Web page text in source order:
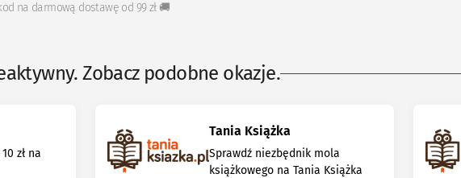
na darmową dostawę od 99 zł 🚚
Zobacz podobne okazje.
zł na
Tania Książka
Sprawdź niezbędnik mola
książkowego na Tania Książka